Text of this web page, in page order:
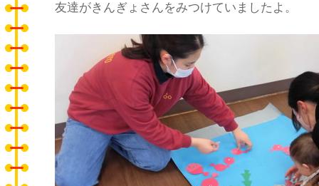
友達がきんぎょさんをみつけていましたよ。